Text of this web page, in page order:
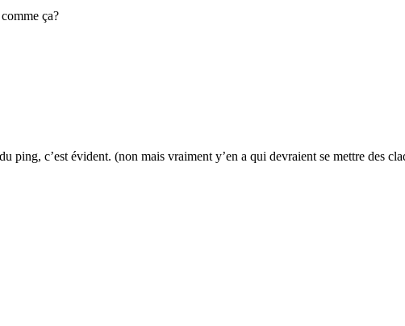
ça?
ping, c’est évident. (non mais vraiment y’en a qui devraient se mettre des